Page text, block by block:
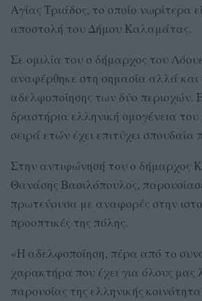
Αγίας Τριάδος, το οποίο νωρίτερα
αποστολή του Δήμου Καλαμάτας.
Σε ομιλία του ο δήμαρχος του
αναφέρθηκε στη σημασία αλλά και
αδελφοποίησης των δύο περιοχών.
δραστήρια ελληνική ομογένεια
σειρά ετών έχει επιτύχει
Στην αντιφώνησή του ο δήμαρχος
Θανάσης Βασιλόπουλος,
πρωτεύουσα με αναφορές στην
προοπτικές της πόλης.
«Η αδελφοποίηση, πέρα από το
χαρακτήρα που έχει για όλους μας
παρουσίας της ελληνικής